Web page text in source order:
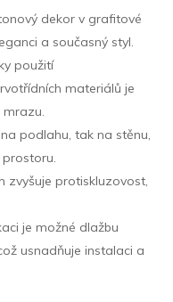
dekor v grafitové
a současný styl.
použití
materiálů je
podlahu, tak na stěnu,
zvyšuje protiskluzovost,
je možné dlažbu
usnadňuje instalaci a